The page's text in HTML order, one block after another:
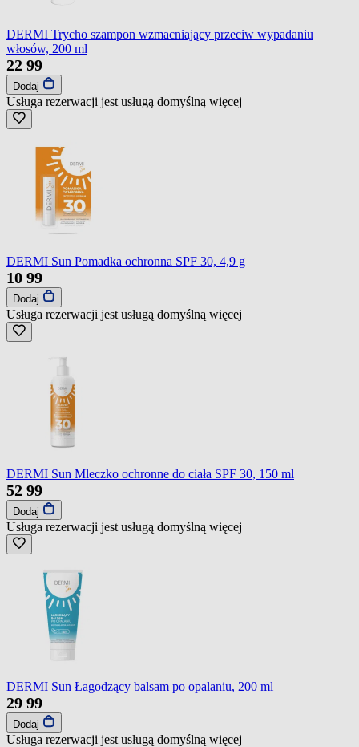
DERMI Trycho szampon wzmacniający przeciw wypadaniu
włosów, 200 ml
22 99
Dodaj
Usługa rezerwacji jest usługą domyślną więcej
DERMI Sun Pomadka ochronna SPF 30, 4,9 g
10 99
Dodaj
Usługa rezerwacji jest usługą domyślną więcej
DERMI Sun Mleczko ochronne do ciała SPF 30, 150 ml
52 99
Dodaj
Usługa rezerwacji jest usługą domyślną więcej
DERMI Sun Łagodzący balsam po opalaniu, 200 ml
29 99
Dodaj
Usługa rezerwacji jest usługą domyślną więcej